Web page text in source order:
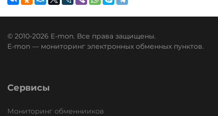
© 2010-2026 E-mon. Все права защищены.
E-mon — мониторинг электронных обменных пунктов.
Сервисы
Мониторинг обменнииков